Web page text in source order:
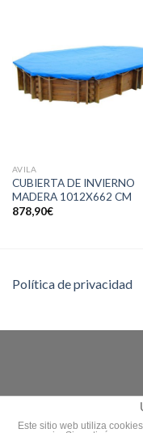
AVILA
CUBIERTA DE INVIERNO
MADERA 1012X662 CM
878,90€
Política de privacidad
Este sitio web utiliza